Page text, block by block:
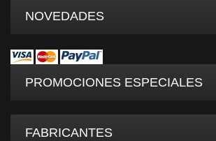
NOVEDADES
PROMOCIONES ESPECIALES
FABRICANTES